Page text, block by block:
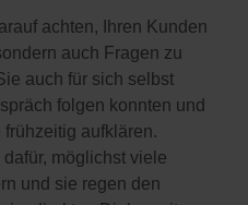
achten, Ihren Kunden
auch Fragen zu
auch für sich selbst
folgen konnten und
aufklären.
möglichst viele
und sie regen den